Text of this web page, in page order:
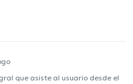
que asiste al usuario desde el